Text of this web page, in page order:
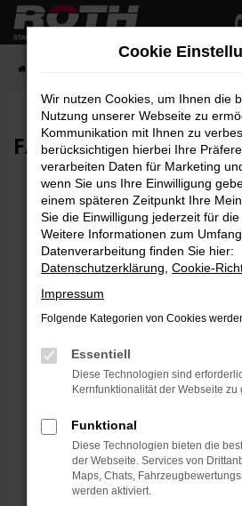
Zum
Hauptinhalt
FAHRZEUG-
Fehler: Network
Beim Laden ist ein Fehler
Hier sind ein paar Tipps, die dir
Überprüfe deine Firewall
Laden andere Webseiten,
Suchmaschine?
Prüfe deine
Manche Erweiterungen, wie
können das Laden
verhindern. Funktioniert die
anderen Browser oder in
Fenster?
Cookie
Wir nutzen Cookies, um Ihnen die
Nutzung unserer Webseite zu
Kommunikation mit Ihnen zu
berücksichtigen hierbei Ihre
verarbeiten Daten für Marketing
wenn Sie uns Ihre Einwilligung
einem späteren Zeitpunkt Ihre
Sie die Einwilligung jederzeit für
Weitere Informationen zum
Datenverarbeitung finden Sie hier:
Datenschutzerklärung Cookie-
Impressum
Folgende Kategorien von Cookies
Essentiell
Diese Technologien sind
Kernfunktionalität der Webseite
Funktional
Diese Technologien bieten die
der Webseite. Services von
Maps, Chats,
werden aktiviert.